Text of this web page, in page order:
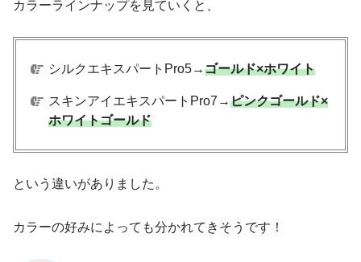
カラーラインナップを見ていくと、
シルクエキスパートPro5→ゴールド×ホワイト
スキンアイエキスパートPro7→ピンクゴールド×
ホワイトゴールド
という違いがありました。
カラーの好みによっても分かれてきそうです！